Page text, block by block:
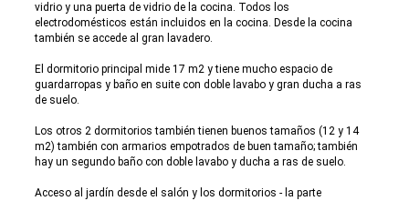
vidrio y una puerta de vidrio de la cocina. Todos los
electrodomésticos están incluidos en la cocina. Desde la cocina
también se accede al gran lavadero.
El dormitorio principal mide 17 m2 y tiene mucho espacio de
guardarropas y baño en suite con doble lavabo y gran ducha a ras
de suelo.
Los otros 2 dormitorios también tienen buenos tamaños (12 y 14
m2) también con armarios empotrados de buen tamaño; también
hay un segundo baño con doble lavabo y ducha a ras de suelo.
Acceso al jardín desde el salón y los dormitorios - la parte